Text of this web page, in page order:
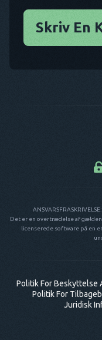
Skriv En
Det er en overtrædelse af
licenserede software på en
Politik For Beskyttelse
Politik For
Juridisk